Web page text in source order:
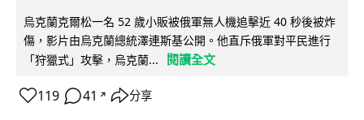
烏克蘭克爾松一名 52 歲小販被俄軍無人機追擊近 40 秒後被炸
傷，影片由烏克蘭總統澤連斯基公開。他直斥俄軍對平民進行
「狩獵式」攻擊，烏克蘭...
閱讀全文
119 41 ↗ 分享